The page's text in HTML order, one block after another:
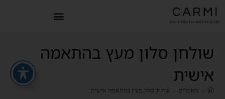
שולחן סלון מעץ בהתאמה
אישית
מאמרים שולחן סלון מעץ בהתאמה אישית